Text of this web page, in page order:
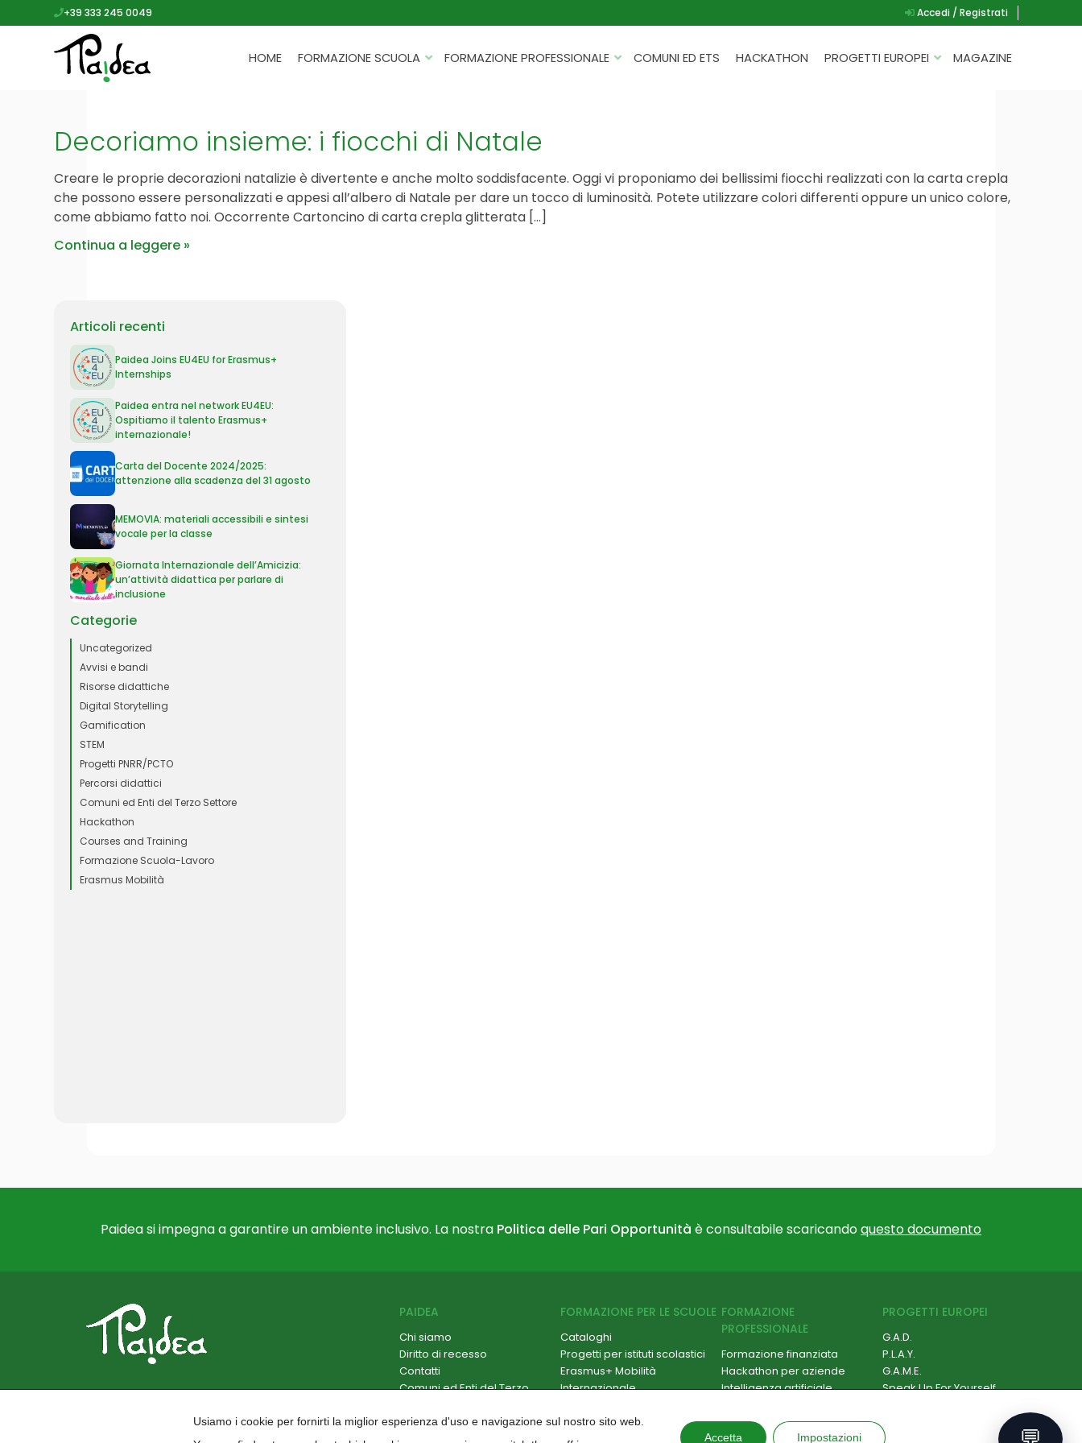
+39 333 245 0049 Accedi / Registrati
HOME FORMAZIONE SCUOLA
SCOLASTICI
ERASMUS+ MOBILITÀ
FSL/PCTO
FORMAZIONE PROFESSIONALE
CYBERSECURITY
COMUNI ED ETS HACKATHON PROGETTI EUROPEI
SPEAK UP FOR YOURSELF
MAGAZINE
Decoriamo insieme: i fiocchi di Natale
Creare le proprie decorazioni natalizie è divertente e anche molto soddisfacente. Oggi vi proponiamo dei bellissimi fiocchi realizzati con la carta crepla
che possono essere personalizzati e appesi all’albero di Natale per dare un tocco di luminosità. Potete utilizzare colori differenti oppure un unico colore,
come abbiamo fatto noi. Occorrente Cartoncino di carta crepla glitterata […]
Continua a leggere
Articoli recenti
Paidea Joins EU4EU for Erasmus+
Internships
Paidea entra nel network EU4EU:
Ospitiamo il talento Erasmus+
internazionale!
Carta del Docente 2024/2025:
attenzione alla scadenza del 31 agosto
MEMOVIA: materiali accessibili e sintesi
vocale per la classe
Giornata Internazionale dell’Amicizia:
un’attività didattica per parlare di
inclusione
Categorie
Uncategorized
Avvisi e bandi
Risorse didattiche
Digital Storytelling
Gamification
STEM
Progetti PNRR/PCTO
Percorsi didattici
Comuni ed Enti del Terzo Settore
Hackathon
Courses and Training
Formazione Scuola-Lavoro
Erasmus Mobilità
Paidea si impegna a garantire un ambiente inclusivo. La nostra Politica delle Pari Opportunità è consultabile scaricandoquesto documento
PAIDEA
Chi siamo
Diritto di recesso
Contatti
Comuni ed Enti del Terzo
Hackathon
Paidea Magazine
FORMAZIONE PER LE SCUOLE
Cataloghi
Progetti per istituti scolastici
Erasmus+ Mobilità
Internazionale
PCTO
Progetti PNRR
FORMAZIONE
PROFESSIONALE
Formazione finanziata
Hackathon per aziende
Intelligenza artificiale
Robotica e IoT
Soft Skill e Management
PROGETTI EUROPEI
G.A.D.
P.L.A.Y.
G.A.M.E.
Speak Up For Yourself
Usiamo i cookie per fornirti la miglior esperienza d'uso e navigazione sul nostro sito web.
Accetta Impostazioni